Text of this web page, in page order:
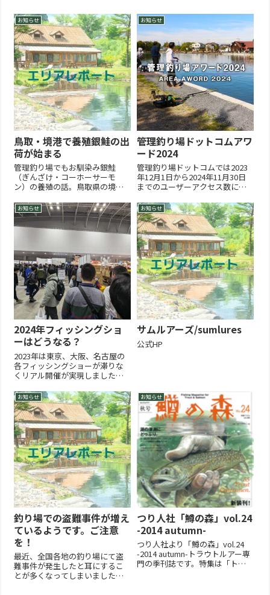
お知らせ
鳥取・境港で養殖銀鮭の出
荷が始まる
管理釣り場でもお馴染み銀鮭
（ぎんざけ・コーホーサーモ
ン）の養殖の話。鳥取県の境港
る。銀鮭といえば宮城県女川で
養殖していた事は昔からの管理
釣り場ファンの方なら、なんと
なく聞いたことがあるという方
日本大震...
お知らせ
管理釣り場ドットコムアワ
ード2024
管理釣り場ドットコムでは2023
年12月1日から2024年11月30日
までのユーザーアクセス数に基
管理者、そして国内管理釣り場
全体へ良い影響を与えた釣り場
の表彰をします。EXCELLENCE
AWORD/エクセレンスアワード
フィッシ...
お知らせ
2024年フィッシングショ
ーはどうなる？
2023年は東京、大阪、名古屋の
各フィッシングショーが滞りな
くリアル開催が実現しました。
グショーも積極的に行われまし
た。2024年も各地のフィッシン
グショーをまとめていきます。
2023年一覧2025年2024年はどう
なる？釣りフェス...
お知らせ
サムルアーズ/sumlures
公式HP
お知らせ
釣り場での盗難事件が増え
ているようです。ご注意
を！
最近、全国各地の釣り場にて盗
難事件が発生したと耳にするこ
とが多くなってしまいました。
お知らせ
つり人社「鱒の森」vol.24
-2014 autumn-
つり人社より「鱒の森」vol.24
-2014 autumn-トラウトルアー専
門の季刊誌です。特集は「トラ